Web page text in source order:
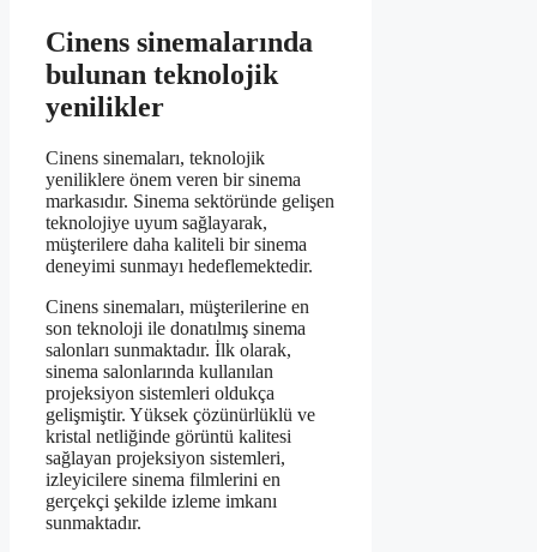
Cinens sinemalarında
bulunan teknolojik
yenilikler
Cinens sinemaları, teknolojik
yeniliklere önem veren bir sinema
markasıdır. Sinema sektöründe gelişen
teknolojiye uyum sağlayarak,
müşterilere daha kaliteli bir sinema
deneyimi sunmayı hedeflemektedir.
Cinens sinemaları, müşterilerine en
son teknoloji ile donatılmış sinema
salonları sunmaktadır. İlk olarak,
sinema salonlarında kullanılan
projeksiyon sistemleri oldukça
gelişmiştir. Yüksek çözünürlüklü ve
kristal netliğinde görüntü kalitesi
sağlayan projeksiyon sistemleri,
izleyicilere sinema filmlerini en
gerçekçi şekilde izleme imkanı
sunmaktadır.